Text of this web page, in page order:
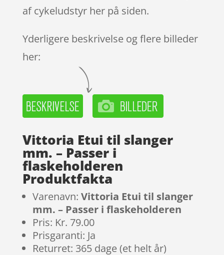
af cykeludstyr her på siden.
Yderligere beskrivelse og flere billeder
her:
Vittoria Etui til slanger
mm. – Passer i
flaskeholderen
Produktfakta
Varenavn: Vittoria Etui til slanger
mm. – Passer i flaskeholderen
Pris: Kr. 79.00
Prisgaranti: Ja
Returret: 365 dage (et helt år)